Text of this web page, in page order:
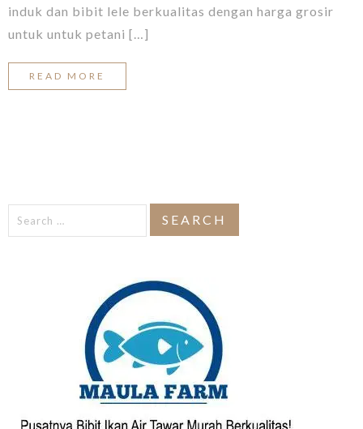
induk dan bibit lele berkualitas dengan harga grosir
untuk untuk petani […]
READ MORE
Search
for: